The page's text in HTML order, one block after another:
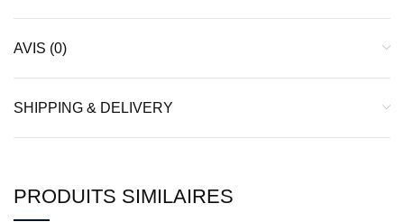
AVIS (0)
SHIPPING & DELIVERY
PRODUITS SIMILAIRES